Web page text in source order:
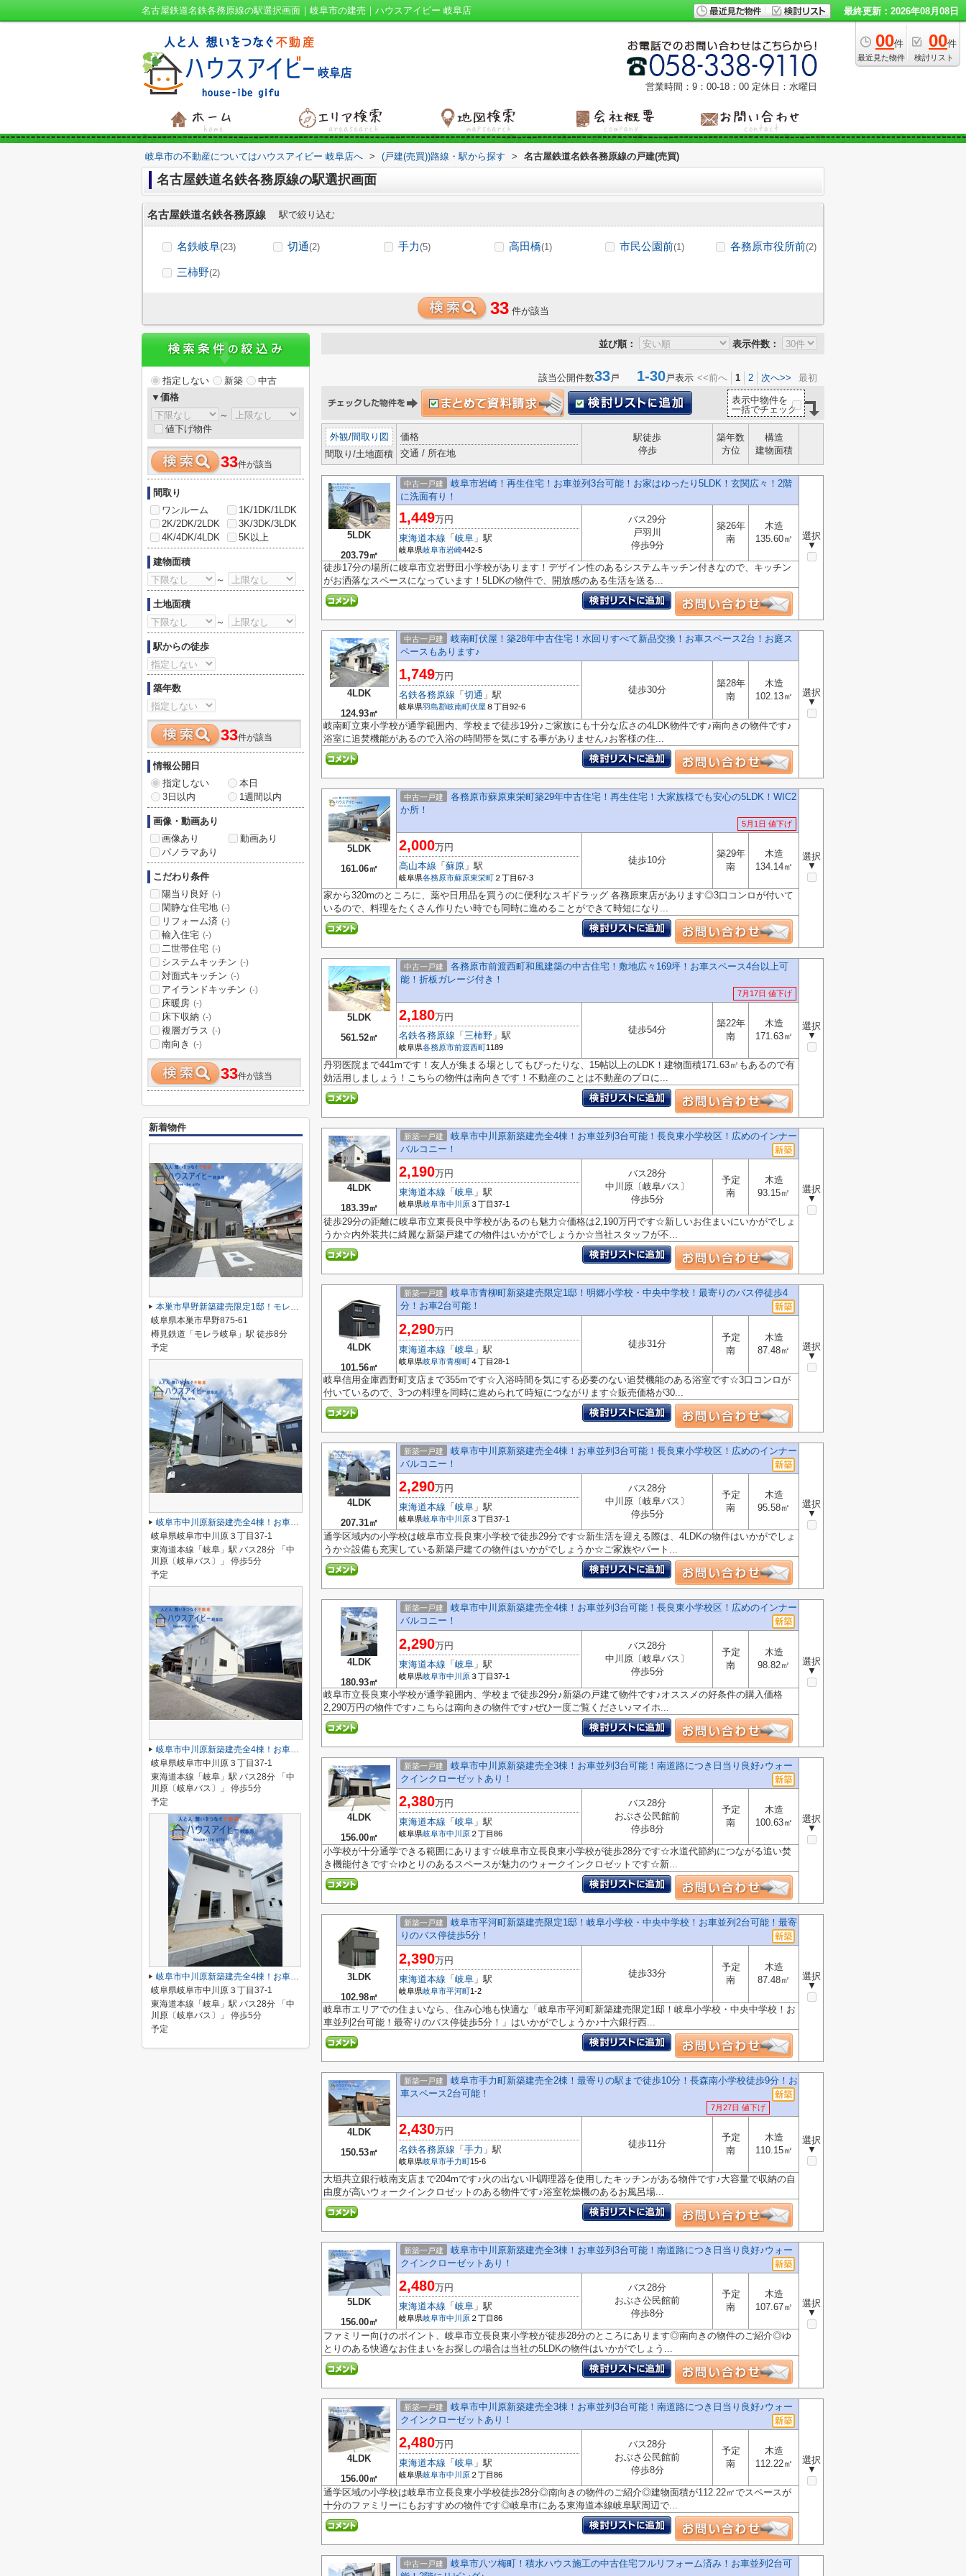
名古屋鉄道名鉄各務原線の駅選択画面｜岐阜市の建売｜ハウスアイビー 岐阜店 最終更新：2026年08月08日
00件
最近見た物件
00件
検討リスト
営業時間：9：00‐18：00 定休日：水曜日
岐阜市の不動産についてはハウスアイビー 岐阜店へ > (戸建(売買))路線・駅から探す > 名古屋鉄道名鉄各務原線の戸建(売買)
名古屋鉄道名鉄各務原線の駅選択画面
名古屋鉄道名鉄各務原線 駅で絞り込む
名鉄岐阜(23) 切通(2) 手力(5) 高田橋(1) 市民公園前(1) 各務原市役所前(2)
三柿野(2)
33 件が該当
並び順： 表示件数：
該当公開件数33戸 1-30戸表示 <<前へ 1 2 次へ>> 最初
表示中物件を
一括でチェック
外観/間取り図
間取り/土地面積
価格
交通 / 所在地
駅徒歩
停歩
築年数
方位
構造
建物面積
5LDK
203.79㎡
中古一戸建
岐阜市岩崎！再生住宅！お車並列3台可能！お家はゆったり5LDK！玄関広々！2階
に洗面有り！
選択
▼
1,449万円
東海道本線 「 岐阜 」駅
岐阜県岐阜市岩崎442-5
バス29分
戸羽川
停歩9分
築26年
南
木造
135.60㎡
徒歩17分の場所に岐阜市立岩野田小学校があります！デザイン性のあるシステムキッチン付きなので、キッチン
がお洒落なスペースになっています！5LDKの物件で、開放感のある生活を送る...
4LDK
124.93㎡
中古一戸建
岐南町伏屋！築28年中古住宅！水回りすべて新品交換！お車スペース2台！お庭ス
ペースもあります♪
選択
▼
1,749万円
名鉄各務原線 「 切通 」駅
岐阜県羽島郡岐南町伏屋 ８丁目92-6
徒歩30分
築28年
南
木造
102.13㎡
岐南町立東小学校が通学範囲内、学校まで徒歩19分♪ご家族にも十分な広さの4LDK物件です♪南向きの物件です♪
浴室に追焚機能があるので入浴の時間帯を気にする事がありません♪お客様の住...
5LDK
161.06㎡
中古一戸建
各務原市蘇原東栄町築29年中古住宅！再生住宅！大家族様でも安心の5LDK！WIC2
か所！
5月1日 値下げ
選択
▼
2,000万円
高山本線 「 蘇原 」駅
岐阜県各務原市蘇原東栄町 ２丁目67-3
徒歩10分
築29年
南
木造
134.14㎡
家から320mのところに、薬や日用品を買うのに便利なスギドラッグ 各務原東店があります◎3口コンロが付いて
いるので、料理をたくさん作りたい時でも同時に進めることができて時短になり...
5LDK
561.52㎡
中古一戸建
各務原市前渡西町和風建築の中古住宅！敷地広々169坪！お車スペース4台以上可
能！折板ガレージ付き！
7月17日 値下げ
選択
▼
2,180万円
名鉄各務原線 「 三柿野 」駅
岐阜県各務原市前渡西町1189
徒歩54分
築22年
南
木造
171.63㎡
丹羽医院まで441mです！友人が集まる場としてもぴったりな、15帖以上のLDK！建物面積171.63㎡もあるので有
効活用しましょう！こちらの物件は南向きです！不動産のことは不動産のプロに...
4LDK
183.39㎡
新築一戸建
岐阜市中川原新築建売全4棟！お車並列3台可能！長良東小学校区！広めのインナー
バルコニー！
選択
▼
2,190万円
東海道本線 「 岐阜 」駅
岐阜県岐阜市中川原３丁目37-1
バス28分
中川原〔岐阜バス〕
停歩5分
予定
南
木造
93.15㎡
徒歩29分の距離に岐阜市立東長良中学校があるのも魅力☆価格は2,190万円です☆新しいお住まいにいかがでしょ
うか☆内外装共に綺麗な新築戸建ての物件はいかがでしょうか☆当社スタッフが不...
4LDK
101.56㎡
新築一戸建
岐阜市青柳町新築建売限定1邸！明郷小学校・中央中学校！最寄りのバス停徒歩4
分！お車2台可能！
選択
▼
2,290万円
東海道本線 「 岐阜 」駅
岐阜県岐阜市青柳町４丁目28-1
徒歩31分
予定
南
木造
87.48㎡
岐阜信用金庫西野町支店まで355mです☆入浴時間を気にする必要のない追焚機能のある浴室です☆3口コンロが
付いているので、3つの料理を同時に進められて時短につながります☆販売価格が30...
4LDK
207.31㎡
新築一戸建
岐阜市中川原新築建売全4棟！お車並列3台可能！長良東小学校区！広めのインナー
バルコニー！
選択
▼
2,290万円
東海道本線 「 岐阜 」駅
岐阜県岐阜市中川原３丁目37-1
バス28分
中川原〔岐阜バス〕
停歩5分
予定
南
木造
95.58㎡
通学区域内の小学校は岐阜市立長良東小学校で徒歩29分です☆新生活を迎える際は、4LDKの物件はいかがでしょ
うか☆設備も充実している新築戸建ての物件はいかがでしょうか☆ご家族やパート...
4LDK
180.93㎡
新築一戸建
岐阜市中川原新築建売全4棟！お車並列3台可能！長良東小学校区！広めのインナー
バルコニー！
選択
▼
2,290万円
東海道本線 「 岐阜 」駅
岐阜県岐阜市中川原３丁目37-1
バス28分
中川原〔岐阜バス〕
停歩5分
予定
南
木造
98.82㎡
岐阜市立長良東小学校が通学範囲内、学校まで徒歩29分♪新築の戸建て物件です♪オススメの好条件の購入価格
2,290万円の物件です♪こちらは南向きの物件です♪ぜひ一度ご覧ください♪マイホ...
4LDK
156.00㎡
新築一戸建
岐阜市中川原新築建売全3棟！お車並列3台可能！南道路につき日当り良好♪ウォー
クインクローゼットあり！
選択
▼
2,380万円
東海道本線 「 岐阜 」駅
岐阜県岐阜市中川原 ２丁目86
バス28分
おぶさ公民館前
停歩8分
予定
南
木造
100.63㎡
小学校が十分通学できる範囲にあります☆岐阜市立長良東小学校が徒歩28分です☆水道代節約につながる追い焚
き機能付きです☆ゆとりのあるスペースが魅力のウォークインクロゼットです☆新...
3LDK
102.98㎡
新築一戸建
岐阜市平河町新築建売限定1邸！岐阜小学校・中央中学校！お車並列2台可能！最寄
りのバス停徒歩5分！
選択
▼
2,390万円
東海道本線 「 岐阜 」駅
岐阜県岐阜市平河町1-2
徒歩33分
予定
南
木造
87.48㎡
岐阜市エリアでの住まいなら、住み心地も快適な「岐阜市平河町新築建売限定1邸！岐阜小学校・中央中学校！お
車並列2台可能！最寄りのバス停徒歩5分！」はいかがでしょうか♪十六銀行西...
4LDK
150.53㎡
新築一戸建
岐阜市手力町新築建売全2棟！最寄りの駅まで徒歩10分！長森南小学校徒歩9分！お
車スペース2台可能！
7月27日 値下げ
選択
▼
2,430万円
名鉄各務原線 「 手力 」駅
岐阜県岐阜市手力町15-6
徒歩11分
予定
南
木造
110.15㎡
大垣共立銀行岐南支店まで204mです♪火の出ないIH調理器を使用したキッチンがある物件です♪大容量で収納の自
由度が高いウォークインクロゼットのある物件です♪浴室乾燥機のあるお風呂場...
5LDK
156.00㎡
新築一戸建
岐阜市中川原新築建売全3棟！お車並列3台可能！南道路につき日当り良好♪ウォー
クインクローゼットあり！
選択
▼
2,480万円
東海道本線 「 岐阜 」駅
岐阜県岐阜市中川原 ２丁目86
バス28分
おぶさ公民館前
停歩8分
予定
南
木造
107.67㎡
ファミリー向けのポイント、岐阜市立長良東小学校が徒歩28分のところにあります◎南向きの物件のご紹介◎ゆ
とりのある快適なお住まいをお探しの場合は当社の5LDKの物件はいかがでしょう...
4LDK
156.00㎡
新築一戸建
岐阜市中川原新築建売全3棟！お車並列3台可能！南道路につき日当り良好♪ウォー
クインクローゼットあり！
選択
▼
2,480万円
東海道本線 「 岐阜 」駅
岐阜県岐阜市中川原 ２丁目86
バス28分
おぶさ公民館前
停歩8分
予定
南
木造
112.22㎡
通学区域の小学校は岐阜市立長良東小学校徒歩28分◎南向きの物件のご紹介◎建物面積が112.22㎡でスペースが
十分のファミリーにもおすすめの物件です◎岐阜市にある東海道本線岐阜駅周辺で...
中古一戸建
岐阜市八ツ梅町！積水ハウス施工の中古住宅フルリフォーム済み！お車並列2台可
指定しない 新築
中古
▼価格
～
値下げ物件
33件が該当
間取り
ワンルーム
1K/1DK/1LDK
2K/2DK/2LDK
3K/3DK/3LDK
4K/4DK/4LDK
5K以上
建物面積
～
土地面積
～
駅からの徒歩
築年数
33件が該当
情報公開日
指定しない
本日
3日以内
1週間以内
画像・動画あり
画像あり
動画あり
パノラマあり
こだわり条件
陽当り良好 (-)
閑静な住宅地 (-)
リフォーム済 (-)
輸入住宅 (-)
二世帯住宅 (-)
システムキッチン (-)
対面式キッチン (-)
アイランドキッチン (-)
床暖房 (-)
床下収納 (-)
複層ガラス (-)
南向き (-)
33件が該当
新着物件
本巣市早野新築建売限定1邸！モレラ岐阜まで徒歩5分！お買い物便利♪最寄りの駅まで徒歩8分です♪
岐阜県本巣市早野875-61
樽見鉄道「モレラ岐阜」駅 徒歩8分
予定
岐阜市中川原新築建売全4棟！お車並列3台可能！長良東小学校区！広めのインナーバルコニー！
岐阜県岐阜市中川原３丁目37-1
東海道本線「岐阜」駅 バス28分 「中
川原〔岐阜バス〕」 停歩5分
予定
岐阜市中川原新築建売全4棟！お車並列3台可能！長良東小学校区！広めのインナーバルコニー！
岐阜県岐阜市中川原３丁目37-1
東海道本線「岐阜」駅 バス28分 「中
川原〔岐阜バス〕」 停歩5分
予定
岐阜市中川原新築建売全4棟！お車並列3台可能！長良東小学校区！広めのインナーバルコニー！
岐阜県岐阜市中川原３丁目37-1
東海道本線「岐阜」駅 バス28分 「中
川原〔岐阜バス〕」 停歩5分
予定